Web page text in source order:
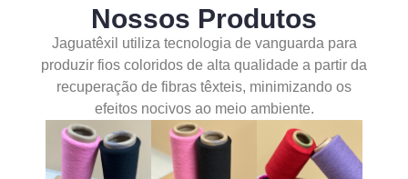
Nossos Produtos
Jaguatêxil utiliza tecnologia de vanguarda para
produzir fios coloridos de alta qualidade a partir da
recuperação de fibras têxteis, minimizando os
efeitos nocivos ao meio ambiente.